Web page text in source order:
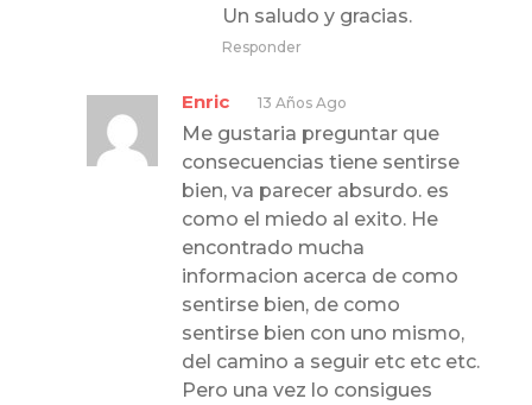
Un saludo y gracias.
Responder
Enric 13 Años Ago
Me gustaria preguntar que
consecuencias tiene sentirse
bien, va parecer absurdo. es
como el miedo al exito. He
encontrado mucha
informacion acerca de como
sentirse bien, de como
sentirse bien con uno mismo,
del camino a seguir etc etc etc.
Pero una vez lo consigues